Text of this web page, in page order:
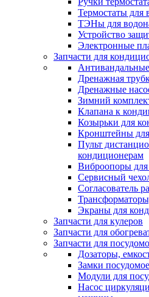
Термостаты для
ТЭНы для
Устройство
Электронные
Запчасти для
Дренажная
Дренажные
Зимний
Клапана к
Козырьки для
Кронштейны
Пульт
кондиционерам
Виброопоры
Сервисный
Согласователь
Экраны для
Запчасти для кулеров
Запчасти для
Запчасти для
Дозаторы,
Замки
Модули для
Насос